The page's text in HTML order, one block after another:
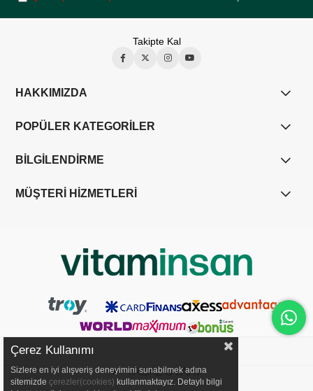
Takipte Kal
HAKKIMIZDA
POPÜLER KATEGORİLER
BİLGİLENDİRME
MÜŞTERİ HİZMETLERİ
YASAL UYARI
Çerez Kullanımı
Sizlere en iyi alışveriş deneyimini sunabilmek adına
sitemizde çerezler(cookies) kullanmaktayız. Detaylı bilgi